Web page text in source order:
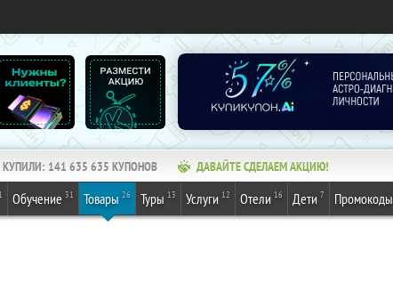
КУПИЛИ: 141 635 636 КУПОНОВ ДАВАЙТЕ СДЕЛАЕМ АКЦИЮ!
1 Обучение 31 Товары 26 Туры 13 Услуги 12 Отели 16 Дети 7 Промокоды